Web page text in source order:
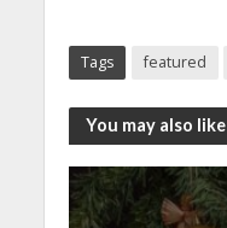
Tags featured
You may also like